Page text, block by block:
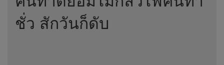
ชั่ว สักวันก็ดับ